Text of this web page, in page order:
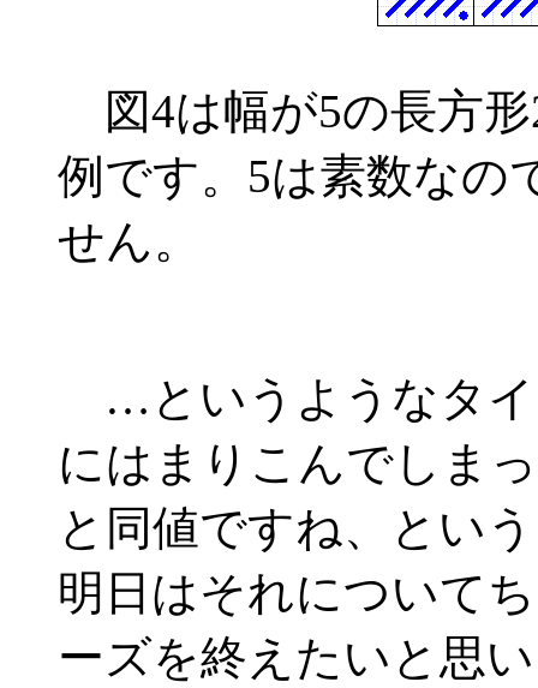
図4は幅が5の長方
例です。5は素数なの
せん。
…というようなタイ
にはまりこんでしま
と同値ですね、とい
明日はそれについて
ーズを終えたいと思